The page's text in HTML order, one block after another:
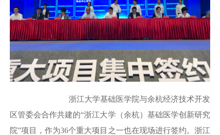
浙江大学基础医学院与余杭经济技术开发
区管委会合作共建的“浙江大学（余杭）基础医学创新研究
院”项目，作为36个重大项目之一也在现场进行签约。浙江